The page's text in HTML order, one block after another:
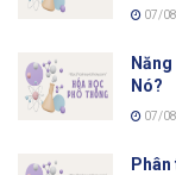
07/
Nó?
07/